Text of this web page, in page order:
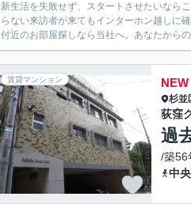
新生活を失敗せず、スタートさせたいなら
らない来訪者が来てもインターホン越しに
付近のお部屋探しなら当社へ。あなたから
賃貸マンション NEW
杉並
荻窪
過
/築56
中